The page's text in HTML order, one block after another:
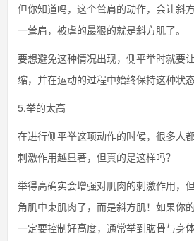
但你知道吗，这个耸肩的动作，会让斜
一耸肩，被虐的最狠的就是斜方肌了。
要想避免这种情况出现，侧平举时就要
缩，并在运动的过程中始终保持这种状态
5.举的太高
在进行侧平举这项动作的时候，很多人
刺激作用越显著，但真的是这样吗？
举得高确实会增强对肌肉的刺激作用，
角肌中束肌肉了，而是斜方肌！如果你
一定要控制好高度，通常举到肱骨与身